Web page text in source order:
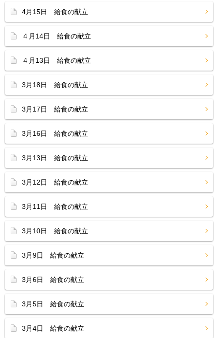
4月15日 給食の献立
４月14日 給食の献立
４月13日 給食の献立
3月18日 給食の献立
3月17日 給食の献立
3月16日 給食の献立
3月13日 給食の献立
3月12日 給食の献立
3月11日 給食の献立
3月10日 給食の献立
3月9日 給食の献立
3月6日 給食の献立
3月5日 給食の献立
3月4日 給食の献立